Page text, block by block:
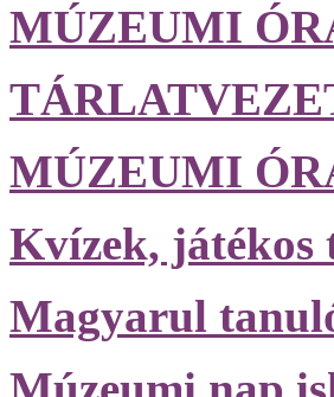
MÚZEUMI
MÚZEUMI
Kvízek, játékos
Magyarul